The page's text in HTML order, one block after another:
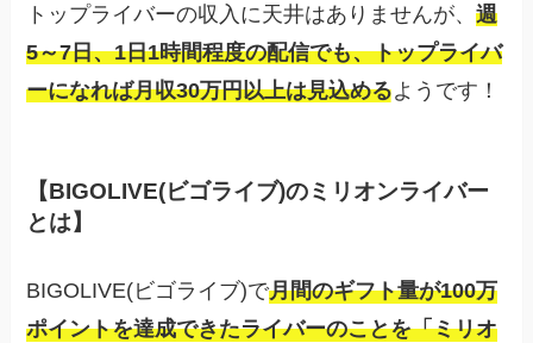
トップライバーの収入に天井はありませんが、週
5～7日、1日1時間程度の配信でも、トップライバ
ーになれば月収30万円以上は見込めるようです！
【BIGOLIVE(ビゴライブ)のミリオンライバー
とは】
BIGOLIVE(ビゴライブ)で月間のギフト量が100万
ポイントを達成できたライバーのことを「ミリオ